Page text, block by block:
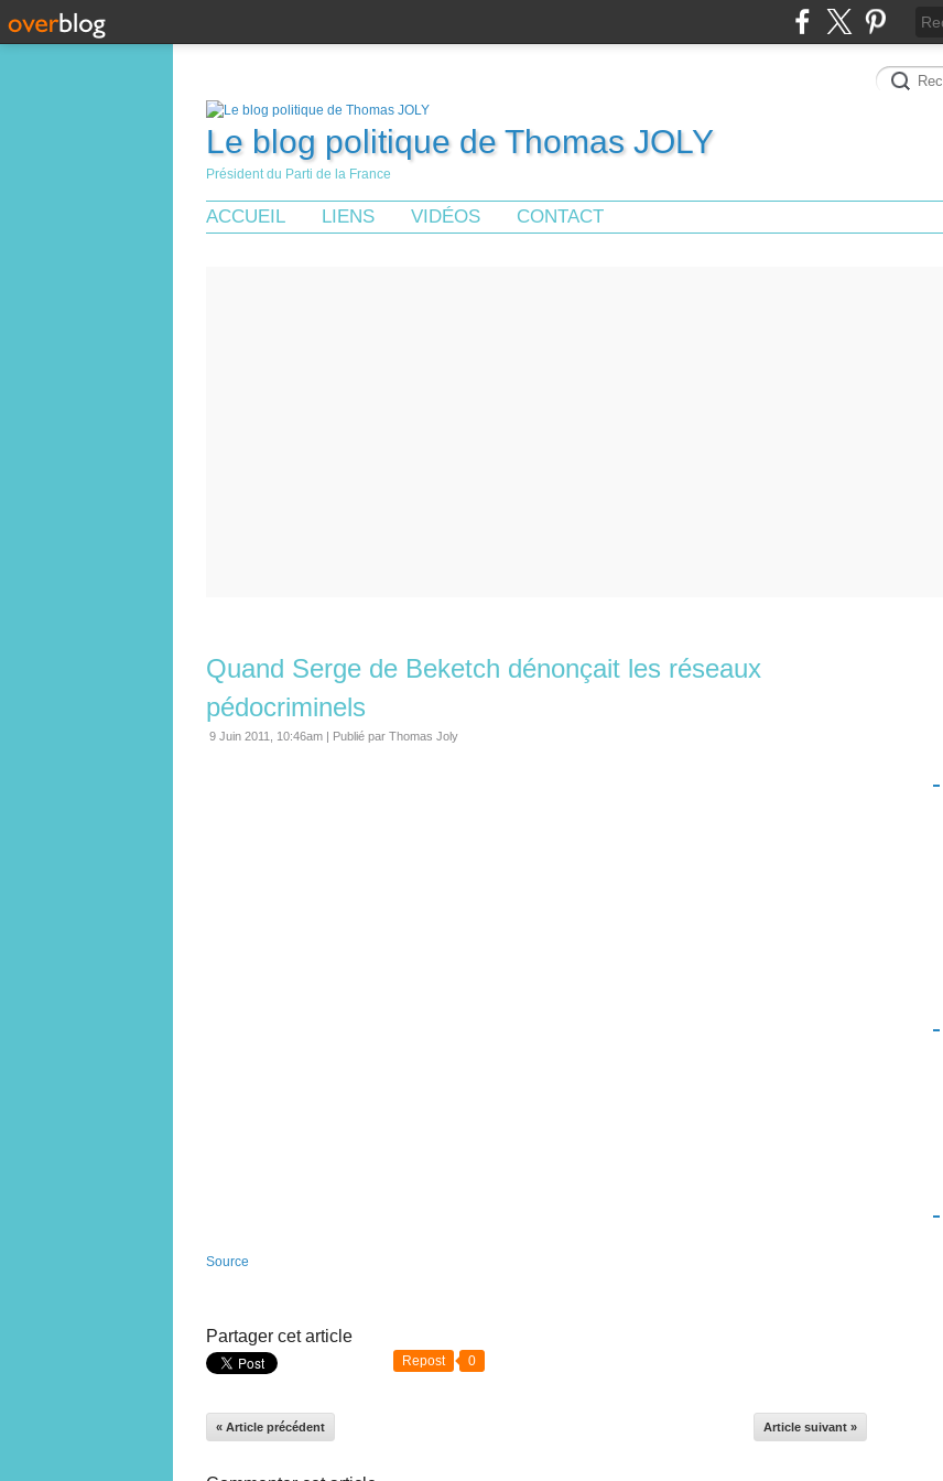
Le blog politique de Thomas JOLY
Président du Parti de la France
ACCUEIL LIENS VIDÉOS CONTACT
Quand Serge de Beketch dénonçait les réseaux
pédocriminels
9 Juin 2011, 10:46am | Publié par Thomas Joly
Source
Partager cet article
Repost 0
« Article précédent Article suivant »